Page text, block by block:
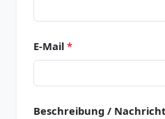
E-Mail *
Beschreibung / Nachricht